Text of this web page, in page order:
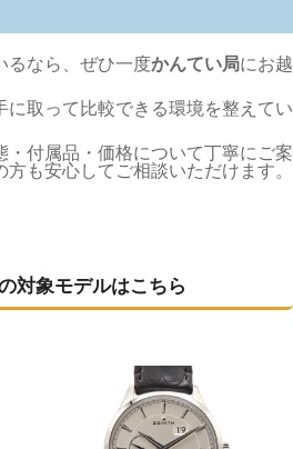
るなら、ぜひ一度かんてい局にお越
に取って比較できる環境を整えてい
・付属品・価格について丁寧にご案
も安心してご相談いただけます。
対象モデルはこちら